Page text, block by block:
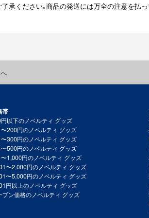
承ください｡商品の発送には万全の注意を払
帯
以下のノベルティ グッズ
200円のノベルティ グッズ
300円のノベルティ グッズ
500円のノベルティ グッズ
1,000円のノベルティ グッズ
〜2,000円のノベルティ グッズ
〜5,000円のノベルティ グッズ
円以上のノベルティ グッズ
プン価格のノベルティ グッズ